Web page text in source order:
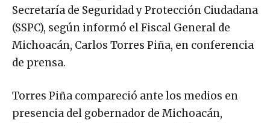
Secretaría de Seguridad y Protección Ciudadana
(SSPC), según informó el Fiscal General de
Michoacán, Carlos Torres Piña, en conferencia
de prensa.
Torres Piña compareció ante los medios en
presencia del gobernador de Michoacán,